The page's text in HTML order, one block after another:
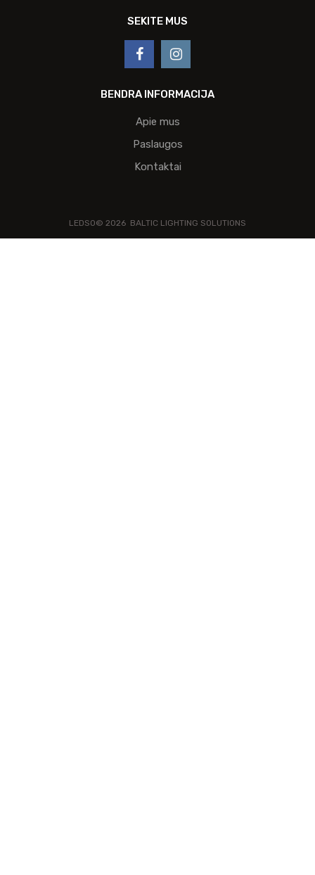
SEKITE MUS
BENDRA INFORMACIJA
Apie mus
Paslaugos
Kontaktai
LEDSO© 2026 BALTIC LIGHTING SOLUTIONS